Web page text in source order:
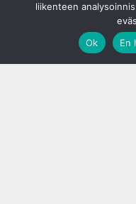
liikenteen
Ok
En